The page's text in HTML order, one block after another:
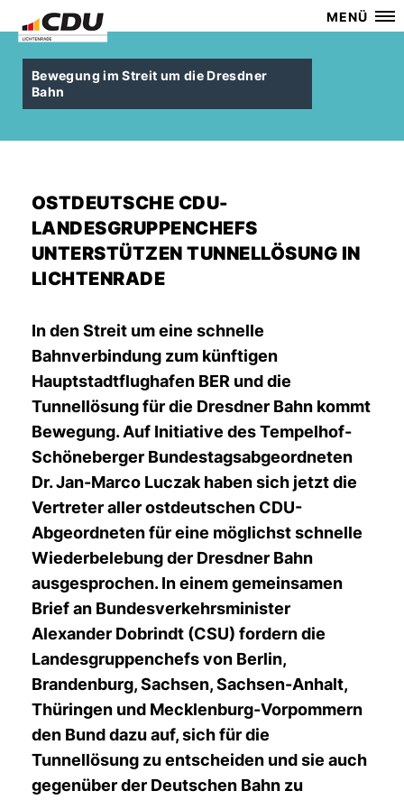
MENÜ
Bewegung im Streit um die Dresdner
Bahn
OSTDEUTSCHE CDU-
LANDESGRUPPENCHEFS
UNTERSTÜTZEN TUNNELLÖSUNG IN
LICHTENRADE
In den Streit um eine schnelle
Bahnverbindung zum künftigen
Hauptstadtflughafen BER und die
Tunnellösung für die Dresdner Bahn kommt
Bewegung. Auf Initiative des Tempelhof-
Schöneberger Bundestagsabgeordneten
Dr. Jan-Marco Luczak haben sich jetzt die
Vertreter aller ostdeutschen CDU-
Abgeordneten für eine möglichst schnelle
Wiederbelebung der Dresdner Bahn
ausgesprochen. In einem gemeinsamen
Brief an Bundesverkehrsminister
Alexander Dobrindt (CSU) fordern die
Landesgruppenchefs von Berlin,
Brandenburg, Sachsen, Sachsen-Anhalt,
Thüringen und Mecklenburg-Vorpommern
den Bund dazu auf, sich für die
Tunnellösung zu entscheiden und sie auch
gegenüber der Deutschen Bahn zu